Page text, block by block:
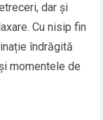
dar și
Cu nisip fin
îndrăgită
momentele de